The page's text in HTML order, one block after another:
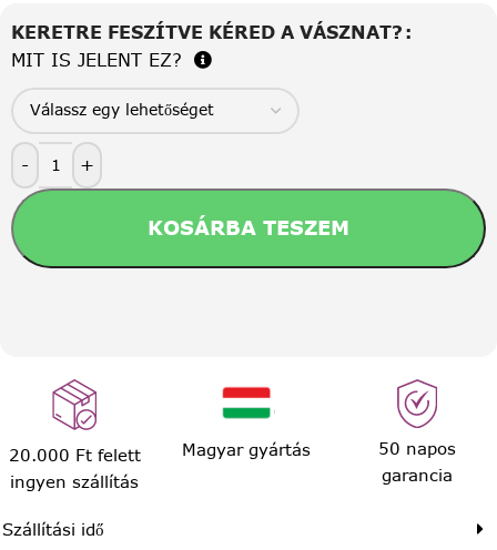
KERETRE FESZÍTVE KÉRED A VÁSZNAT?
MIT IS JELENT EZ?
- +
KOSÁRBA TESZEM
20.000 Ft felett
ingyen szállítás
Magyar gyártás
50 napos
garancia
Szállítási idő